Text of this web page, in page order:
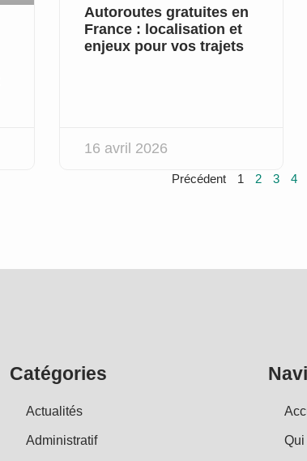
Autoroutes gratuites en
France : localisation et
enjeux pour vos trajets
16 avril 2026
Précédent 1 2 3 4
Catégories
Actualités
Administratif